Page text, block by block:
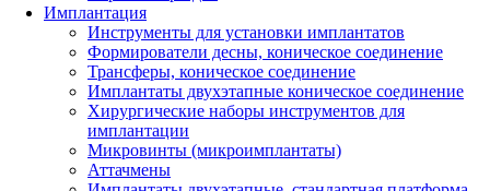
Имплантация
Инструменты для установки имплантатов
Формирователи десны, коническое соединение
Трансферы, коническое соединение
Имплантаты двухэтапные коническое соединение
Хирургические наборы инструментов для
имплантации
Микровинты (микроимплантаты)
Аттачмены